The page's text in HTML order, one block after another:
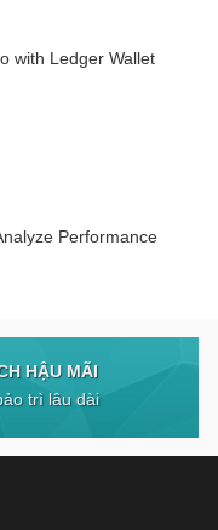
with Ledger Wallet
Performance
HẬU MÃI
trì lâu dài